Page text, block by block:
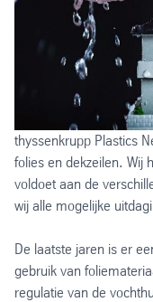
thyssenkrupp Plastics
folies en dekzeilen. Wij
voldoet aan de
wij alle mogelijke
De laatste jaren is er
gebruik van
regulatie van de